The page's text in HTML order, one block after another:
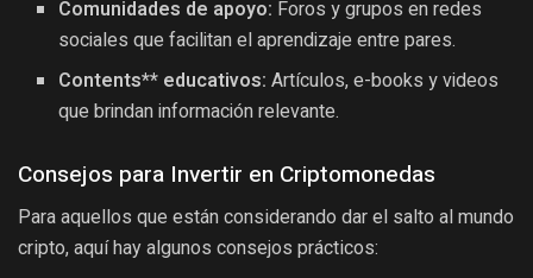
Comunidades de apoyo: Foros y grupos en redes
sociales que facilitan el aprendizaje entre pares.
Contents** educativos: Artículos, e-books y videos
que brindan información relevante.
Consejos para Invertir en Criptomonedas
Para aquellos que están considerando dar el salto al mundo
cripto, aquí hay algunos consejos prácticos: